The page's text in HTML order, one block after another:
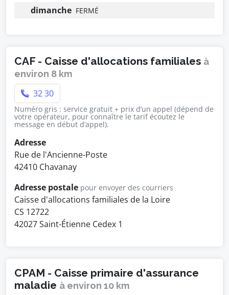
dimanche FERMÉ
CAF - Caisse d'allocations familiales à
environ 8 km
32 30
Numéro gris : service gratuit + prix d’un appel (dépend de
votre opérateur, pour connaître le tarif écoutez le
message en début d’appel).
Adresse
Rue de l'Ancienne-Poste
42410 Chavanay
Adresse postale pour envoyer des courriers
Caisse d'allocations familiales de la Loire
CS 12722
42027 Saint-Étienne Cedex 1
CPAM - Caisse primaire d'assurance
maladie à environ 10 km